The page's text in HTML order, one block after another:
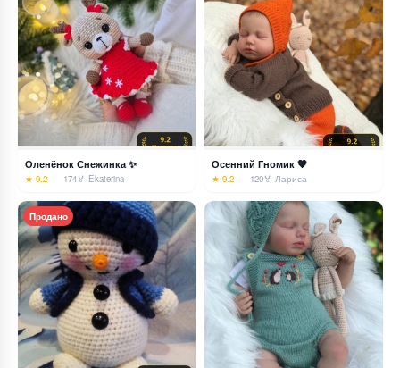
Оленёнок Снежинка ✨
★ 9.2 174🏅 Ekaterina
Осенний Гномик 🧡
★ 9.2 120🏅 Лариса
Продано